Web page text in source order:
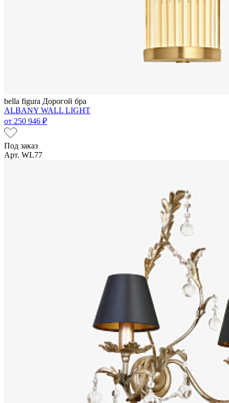
bella figura Дорогой бра
ALBANY WALL LIGHT
от 250 946 ₽
Под заказ
Арт. WL77